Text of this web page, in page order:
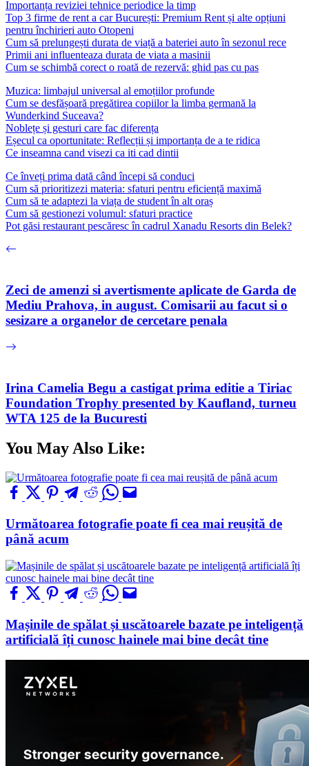
Importanța reviziei tehnice periodice la timp
Top 3 firme de rent a car București: Premium Rent și alte opțiuni
pentru închirieri auto Otopeni
Cum să prelungești durata de viață a bateriei auto în sezonul rece
Primii ani influenteaza durata de viata a masinii
Cum se schimbă corect o roată de rezervă: ghid pas cu pas
Muzica: limbajul universal al emoțiilor profunde
Cum se desfășoară pregătirea copiilor la limba germană la
Wunderkind Suceava?
Noblețe și gesturi care fac diferența
Eșecul ca oportunitate: Reflecții și importanța de a te ridica
Ce inseamna cand visezi ca iti cad dintii
Ce înveți prima dată când începi să conduci
Cum să prioritizezi materia: sfaturi pentru eficiență maximă
Cum să te adaptezi la viața de student în alt oraș
Cum să gestionezi volumul: sfaturi practice
Pot găsi restaurant pescăresc în cadrul Xanadu Resorts din Belek?
Zeci de amenzi si avertismente aplicate de Garda de
Mediu Prahova, in august. Comisarii au facut si o
sesizare a organelor de cercetare penala
Irina Camelia Begu a castigat prima editie a Tiriac
Foundation Trophy presented by Kaufland, turneu
WTA 125 de la Bucuresti
You May Also Like:
Următoarea fotografie poate fi cea mai reușită de
până acum
Mașinile de spălat și uscătoarele bazate pe inteligență
artificială îți cunosc hainele mai bine decât tine